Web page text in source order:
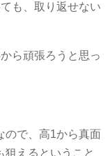
も、取り返せない
ら頑張ろうと思っ
ので、高1から真面
狙えるということ